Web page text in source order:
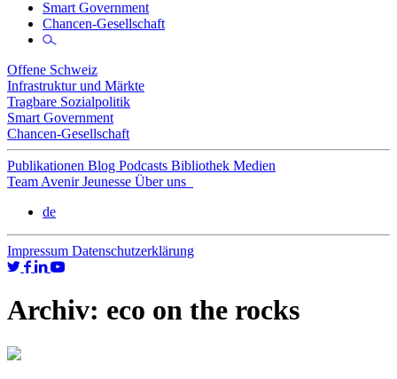
Smart Government
Chancen-Gesellschaft
Offene Schweiz
Infrastruktur und Märkte
Tragbare Sozialpolitik
Smart Government
Chancen-Gesellschaft
Publikationen Blog Podcasts Bibliothek Medien
Team Avenir Jeunesse Über uns
de
Impressum Datenschutzerklärung
Archiv: eco on the rocks